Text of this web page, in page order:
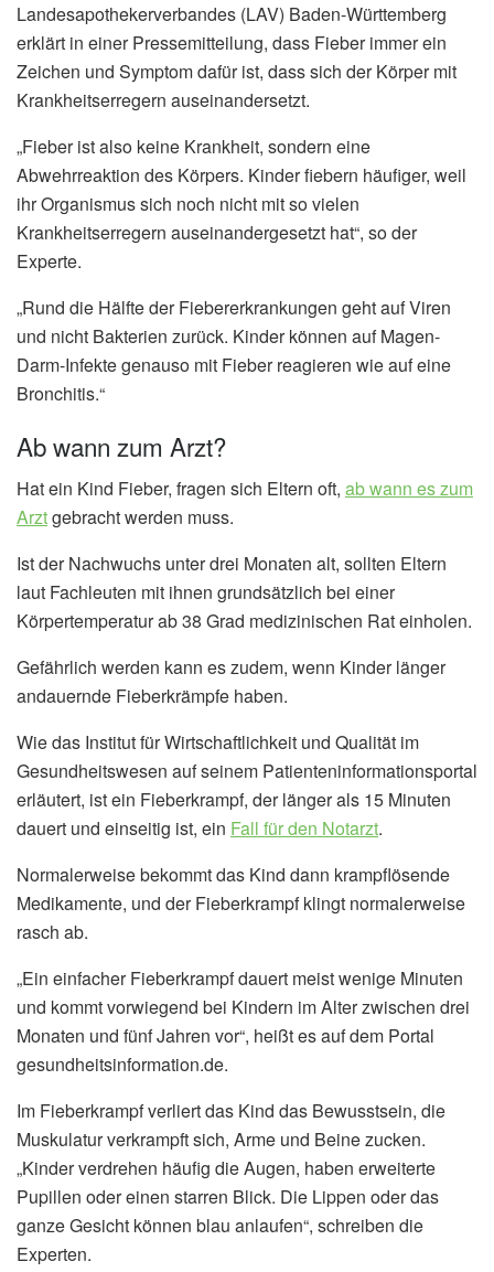
Landesapothekerverbandes (LAV) Baden-Württemberg
erklärt in einer Pressemitteilung, dass Fieber immer ein
Zeichen und Symptom dafür ist, dass sich der Körper mit
Krankheitserregern auseinandersetzt.
„Fieber ist also keine Krankheit, sondern eine
Abwehrreaktion des Körpers. Kinder fiebern häufiger, weil
ihr Organismus sich noch nicht mit so vielen
Krankheitserregern auseinandergesetzt hat“, so der
Experte.
„Rund die Hälfte der Fiebererkrankungen geht auf Viren
und nicht Bakterien zurück. Kinder können auf Magen-
Darm-Infekte genauso mit Fieber reagieren wie auf eine
Bronchitis.“
Ab wann zum Arzt?
Hat ein Kind Fieber, fragen sich Eltern oft, ab wann es zum
Arztgebracht werden muss.
Ist der Nachwuchs unter drei Monaten alt, sollten Eltern
laut Fachleuten mit ihnen grundsätzlich bei einer
Körpertemperatur ab 38 Grad medizinischen Rat einholen.
Gefährlich werden kann es zudem, wenn Kinder länger
andauernde Fieberkrämpfe haben.
Wie das Institut für Wirtschaftlichkeit und Qualität im
Gesundheitswesen auf seinem Patienteninformationsportal
erläutert, ist ein Fieberkrampf, der länger als 15 Minuten
dauert und einseitig ist, ein Fall für den Notarzt.
Normalerweise bekommt das Kind dann krampflösende
Medikamente, und der Fieberkrampf klingt normalerweise
rasch ab.
„Ein einfacher Fieberkrampf dauert meist wenige Minuten
und kommt vorwiegend bei Kindern im Alter zwischen drei
Monaten und fünf Jahren vor“, heißt es auf dem Portal
gesundheitsinformation.de.
Im Fieberkrampf verliert das Kind das Bewusstsein, die
Muskulatur verkrampft sich, Arme und Beine zucken.
„Kinder verdrehen häufig die Augen, haben erweiterte
Pupillen oder einen starren Blick. Die Lippen oder das
ganze Gesicht können blau anlaufen“, schreiben die
Experten.